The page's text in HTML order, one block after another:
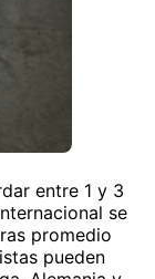
entre 1 y 3
se
promedio
pueden